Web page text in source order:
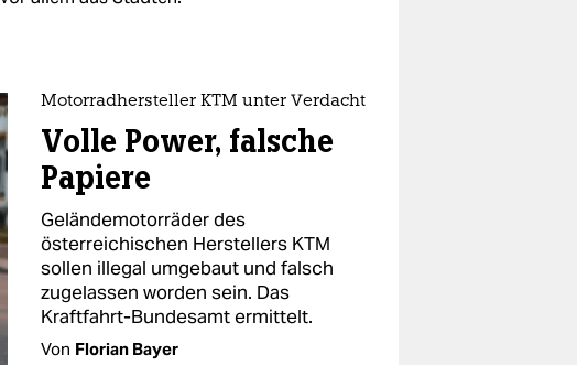
Motorradhersteller KTM unter Verdacht
Volle Power, falsche
Papiere
Geländemotorräder des
österreichischen Herstellers KTM
sollen illegal umgebaut und falsch
zugelassen worden sein. Das
Kraftfahrt-Bundesamt ermittelt.
Von Florian Bayer